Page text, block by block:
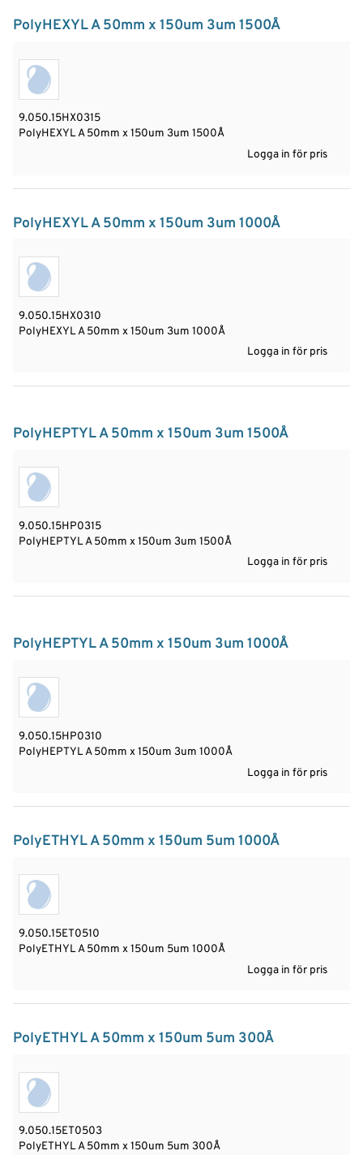
PolyHEXYL A 50mm x 150um 3um 1500Å
9.050.15HX0315
PolyHEXYL A 50mm x 150um 3um 1500Å
Logga in för pris
PolyHEXYL A 50mm x 150um 3um 1000Å
9.050.15HX0310
PolyHEXYL A 50mm x 150um 3um 1000Å
Logga in för pris
PolyHEPTYL A 50mm x 150um 3um 1500Å
9.050.15HP0315
PolyHEPTYL A 50mm x 150um 3um 1500Å
Logga in för pris
PolyHEPTYL A 50mm x 150um 3um 1000Å
9.050.15HP0310
PolyHEPTYL A 50mm x 150um 3um 1000Å
Logga in för pris
PolyETHYL A 50mm x 150um 5um 1000Å
9.050.15ET0510
PolyETHYL A 50mm x 150um 5um 1000Å
Logga in för pris
PolyETHYL A 50mm x 150um 5um 300Å
9.050.15ET0503
PolyETHYL A 50mm x 150um 5um 300Å